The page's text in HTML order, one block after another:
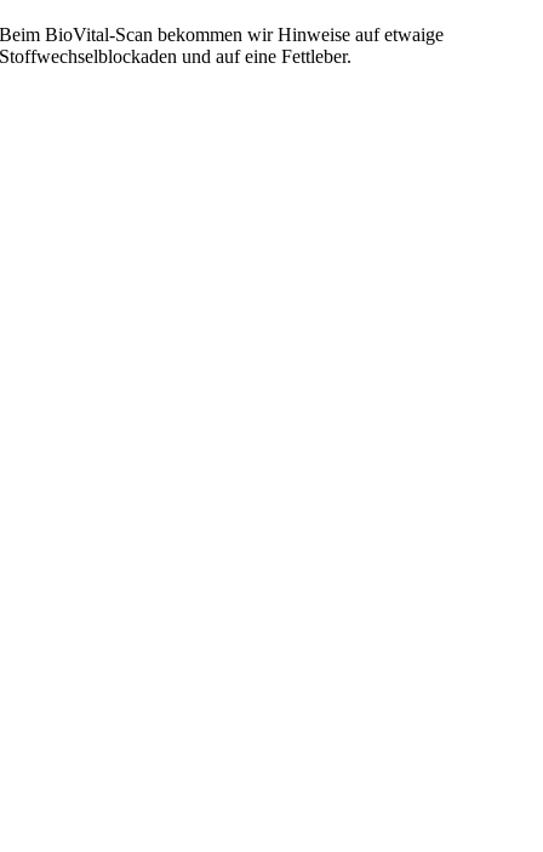
Beim BioVital-Scan bekommen wir Hinweise auf etwaige
Stoffwechselblockaden und auf eine Fettleber.